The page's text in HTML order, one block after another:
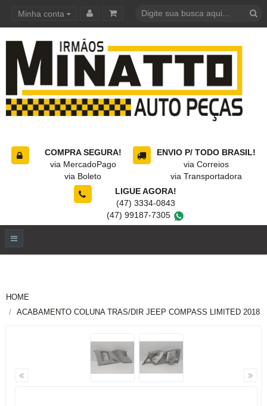
Minha conta
COMPRA SEGURA!
via MercadoPago
via Boleto
ENVIO P/ TODO BRASIL!
via Correios
via Transportadora
LIGUE AGORA!
(47) 3334-0843
(47) 99187-7305
HOME
ACABAMENTO COLUNA TRAS/DIR JEEP COMPASS LIMITED 2018